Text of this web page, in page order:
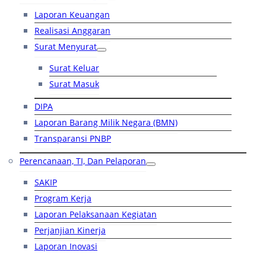
Laporan Keuangan
Realisasi Anggaran
Surat Menyurat
Surat Keluar
Surat Masuk
DIPA
Laporan Barang Milik Negara (BMN)
Transparansi PNBP
Perencanaan, TI, Dan Pelaporan
SAKIP
Program Kerja
Laporan Pelaksanaan Kegiatan
Perjanjian Kinerja
Laporan Inovasi